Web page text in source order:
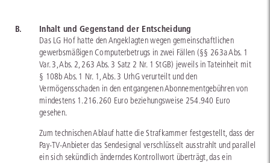
B. Inhalt und Gegenstand der Entscheidung
Das LG Hof hatte den Angeklagten wegen gemeinschaftlichen
gewerbsmäßigen Computerbetrugs in zwei Fällen (§§ 263a Abs. 1
Var. 3, Abs. 2, 263 Abs. 3 Satz 2 Nr. 1 StGB) jeweils in Tateinheit mit
§ 108b Abs. 1 Nr. 1, Abs. 3 UrhG verurteilt und den
Vermögensschaden in den entgangenen Abonnementgebühren von
mindestens 1.216.260 Euro beziehungsweise 254.940 Euro
gesehen.
Zum technischen Ablauf hatte die Strafkammer festgestellt, dass der
Pay-TV-Anbieter das Sendesignal verschlüsselt ausstrahlt und parallel
ein sich sekündlich änderndes Kontrollwort überträgt, das ein